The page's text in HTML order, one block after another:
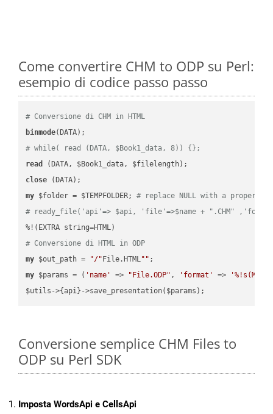
Come convertire CHM to ODP su Perl:
esempio di codice passo passo
# Conversione di CHM in HTML
binmode
# while( read (DATA, $Book1_data, 8)) {};
read
close
my $folder = $TEMPFOLDER; # replace NULL with a proper
# ready_file('api'=> $api, 'file'=>$name + ".CHM"
# Conversione di HTML in ODP
my $out_path = "/" File.HTML""
my $params = ( 'name' => "File.ODP" , 'format' =>
Conversione semplice CHM Files to
ODP su Perl SDK
Imposta WordsApi e CellsApi